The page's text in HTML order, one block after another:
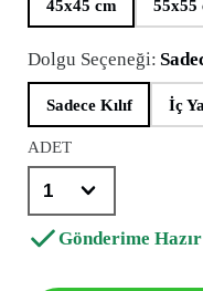
45x45 cm 55x55
Dolgu Seçeneği:
Sadece Kılıf İç
ADET
Gönderime Hazır